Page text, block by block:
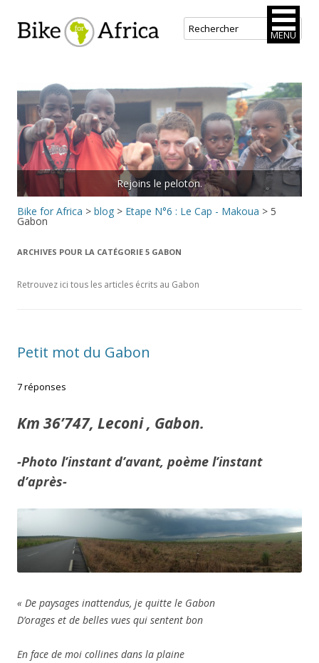
Bike for Africa
contenu
principal
Rejoins le peloton.
Bike for Africa > blog > Etape N°6 : Le Cap - Makoua > 5
Gabon
ARCHIVES POUR LA CATÉGORIE 5 GABON
Retrouvez ici tous les articles écrits au Gabon
Petit mot du Gabon
7 réponses
Km 36’747, Leconi , Gabon.
-Photo l’instant d’avant, poème l’instant
d’après-
« De paysages inattendus, je quitte le Gabon
D’orages et de belles vues qui sentent bon
En face de moi collines dans la plaine
MENU